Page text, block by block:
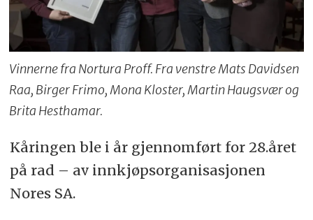
Vinnerne fra Nortura Proff. Fra venstre Mats Davidsen
Raa, Birger Frimo, Mona Kloster, Martin Haugsvær og
Brita Hesthamar.
Kåringen ble i år gjennomført for 28.året
på rad – av innkjøpsorganisasjonen
Nores SA.